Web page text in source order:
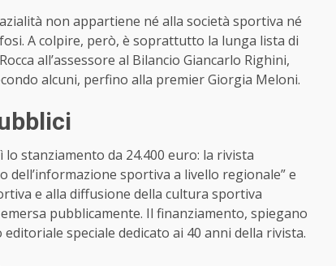
non appartiene né alla società sportiva né
A colpire, però, è soprattutto la lunga lista di
all’assessore al Bilancio Giancarlo Righini,
alcuni, perfino alla premier Giorgia Meloni.
stanziamento da 24.400 euro: la rivista
sportiva a livello regionale” e
e alla diffusione della cultura sportiva
pubblicamente. Il finanziamento, spiegano
speciale dedicato ai 40 anni della rivista.